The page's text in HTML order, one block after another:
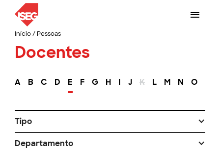
Início/ Pessoas
Docentes
A B C D E F G H I J K L M N O
Tipo
Departamento